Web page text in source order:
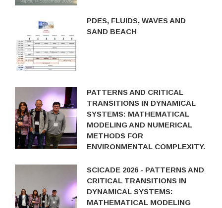
PDES, FLUIDS, WAVES AND
SAND BEACH
PATTERNS AND CRITICAL
TRANSITIONS IN DYNAMICAL
SYSTEMS: MATHEMATICAL
MODELING AND NUMERICAL
METHODS FOR
ENVIRONMENTAL COMPLEXITY.
SCICADE 2026 - PATTERNS AND
CRITICAL TRANSITIONS IN
DYNAMICAL SYSTEMS:
MATHEMATICAL MODELING